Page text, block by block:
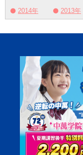
2014年 2013年